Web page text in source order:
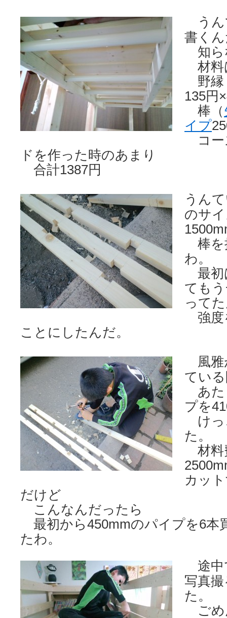
うん
書く
知ら
材料
野縁
135円
棒（
イプ
コー
ドを作った時のあまり
合計1387円
うん
のサ
棒を
わ。
最初
ても
って
強度
ことにしたんだ。
風雅
てい
あた
プを
けっ
た。
材料
カッ
だけど
こんなんだったら
最初から450mmのパイプを6本
たわ。
途中
写真
た。
ごめ